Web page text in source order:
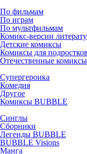
По фильмам
По играм
По мультфильмам
Комикс-версии
Детские комиксы
Комиксы для подростков
Отечественные комиксы
Супергероика
Комедия
Другое
Комиксы BUBBLE
Синглы
Сборники
Легенды BUBBLE
BUBBLE Visions
Манга